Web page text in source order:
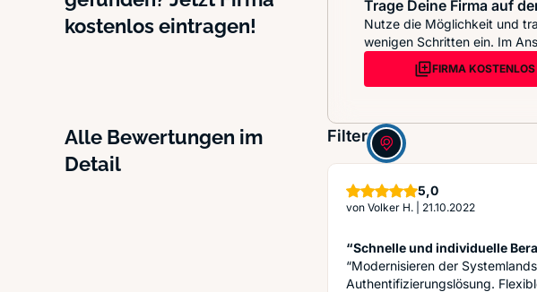
kostenlos eintragen!
Trage Deine Firma auf
Nutze die Möglichkeit und
wenigen Schritten ein. Im
FIRMA
Alle Bewertungen im
Detail
Filter:
5,0Sterne
von Volker H. 21.10.2022
“Schnelle und individuelle
“Modernisieren der
Authentifizierungslösung.